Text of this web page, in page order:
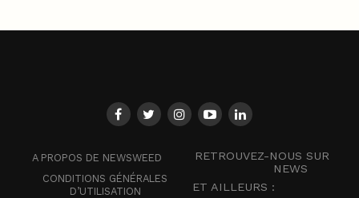
A PROPOS DE NEWSWEED
CONDITIONS GÉNÉRALES
D’UTILISATION
RETROUVEZ-NOUS SUR
NEWS
ET AILLEURS :